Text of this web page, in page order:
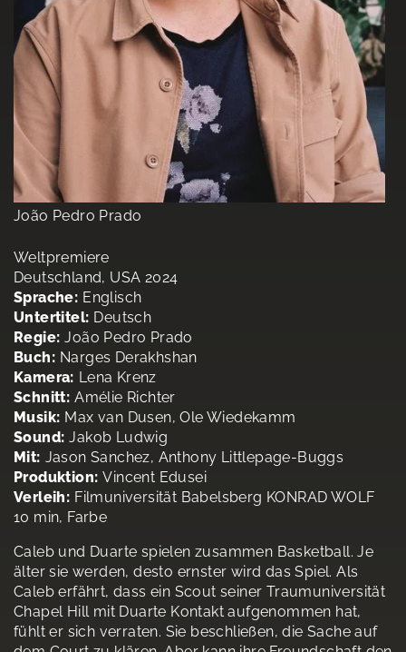
João Pedro Prado
Weltpremiere
Deutschland, USA 2024
Sprache: Englisch
Untertitel: Deutsch
Regie: João Pedro Prado
Buch: Narges Derakhshan
Kamera: Lena Krenz
Schnitt: Amélie Richter
Musik: Max van Dusen, Ole Wiedekamm
Sound: Jakob Ludwig
Mit: Jason Sanchez, Anthony Littlepage-Buggs
Produktion: Vincent Edusei
Verleih: Filmuniversität Babelsberg KONRAD WOLF
10 min, Farbe
Caleb und Duarte spielen zusammen Basketball. Je
älter sie werden, desto ernster wird das Spiel. Als
Caleb erfährt, dass ein Scout seiner Traumuniversität
Chapel Hill mit Duarte Kontakt aufgenommen hat,
fühlt er sich verraten. Sie beschließen, die Sache auf